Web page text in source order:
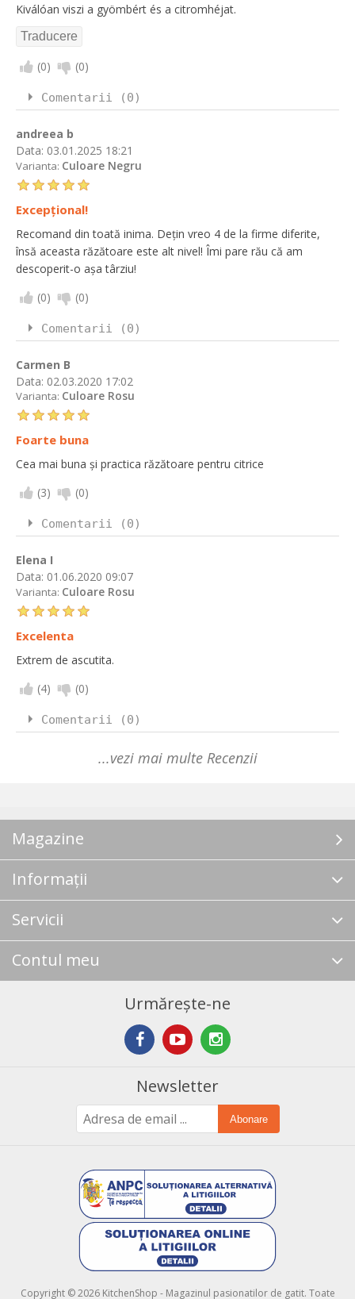
Kiválóan viszi a gyömbért és a citromhéjat.
(0) (0)
Comentarii (0)
andreea b
Data: 03.01.2025 18:21
Varianta: Culoare Negru
Excepțional!
Recomand din toată inima. Dețin vreo 4 de la firme diferite,
însă aceasta răzătoare este alt nivel! Îmi pare rău că am
descoperit-o așa târziu!
(0) (0)
Comentarii (0)
Carmen B
Data: 02.03.2020 17:02
Varianta: Culoare Rosu
Foarte buna
Cea mai buna și practica răzătoare pentru citrice
(3) (0)
Comentarii (0)
Elena I
Data: 01.06.2020 09:07
Varianta: Culoare Rosu
Excelenta
Extrem de ascutita.
(4) (0)
Comentarii (0)
...vezi mai multe Recenzii
Magazine
Informații
Servicii
Contul meu
Urmărește-ne
Newsletter
Abonare
Copyright © 2026 KitchenShop - Magazinul pasionatilor de gatit. Toate